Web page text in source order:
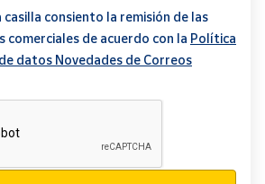
consiento la remisión de las
comerciales de acuerdo con la Política
datos Novedades de Correos